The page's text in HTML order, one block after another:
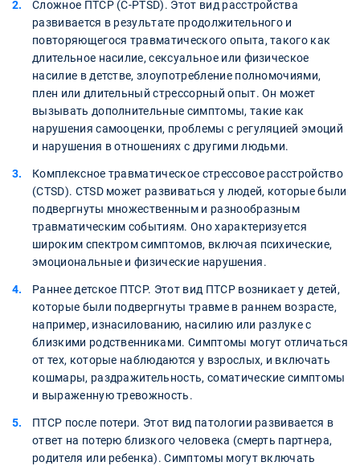
Сложное ПТСР (C-PTSD). Этот вид расстройства
развивается в результате продолжительного и
повторяющегося травматического опыта, такого как
длительное насилие, сексуальное или физическое
насилие в детстве, злоупотребление полномочиями,
плен или длительный стрессорный опыт. Он может
вызывать дополнительные симптомы, такие как
нарушения самооценки, проблемы с регуляцией эмоций
и нарушения в отношениях с другими людьми.
Комплексное травматическое стрессовое расстройство
(CTSD). CTSD может развиваться у людей, которые были
подвергнуты множественным и разнообразным
травматическим событиям. Оно характеризуется
широким спектром симптомов, включая психические,
эмоциональные и физические нарушения.
Раннее детское ПТСР. Этот вид ПТСР возникает у детей,
которые были подвергнуты травме в раннем возрасте,
например, изнасилованию, насилию или разлуке с
близкими родственниками. Симптомы могут отличаться
от тех, которые наблюдаются у взрослых, и включать
кошмары, раздражительность, соматические симптомы
и выраженную тревожность.
ПТСР после потери. Этот вид патологии развивается в
ответ на потерю близкого человека (смерть партнера,
родителя или ребенка). Симптомы могут включать